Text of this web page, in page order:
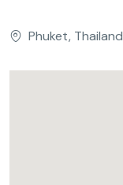
Phuket, Thailand